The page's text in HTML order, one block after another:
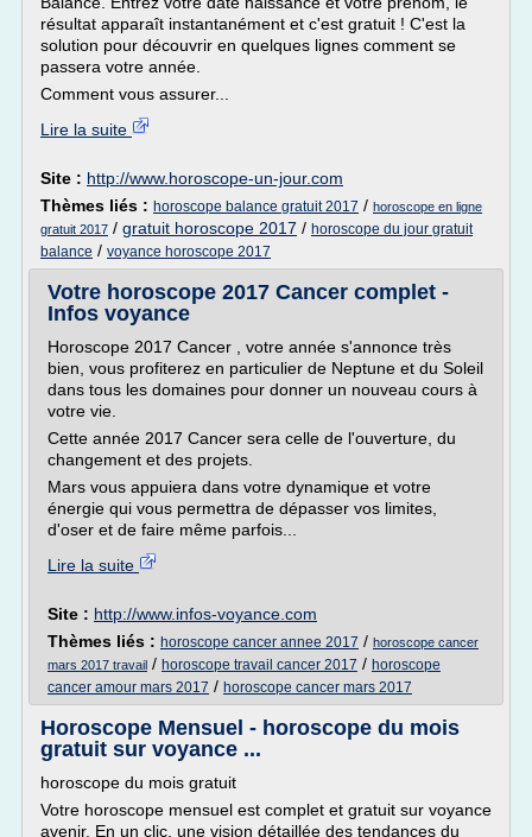
résultat apparaît instantanément et c'est gratuit ! C'est la
solution pour découvrir en quelques lignes comment se
passera votre année.
Comment vous assurer...
Lire la suite
Site : http://www.horoscope-un-jour.com
Thèmes liés : horoscope balance gratuit 2017 / horoscope en ligne
gratuit 2017 / gratuit horoscope 2017 / horoscope du jour gratuit
balance / voyance horoscope 2017
Votre horoscope 2017 Cancer complet -
Infos voyance
Horoscope 2017 Cancer , votre année s'annonce très
bien, vous profiterez en particulier de Neptune et du Soleil
dans tous les domaines pour donner un nouveau cours à
votre vie.
Cette année 2017 Cancer sera celle de l'ouverture, du
changement et des projets.
Mars vous appuiera dans votre dynamique et votre
énergie qui vous permettra de dépasser vos limites,
d'oser et de faire même parfois...
Lire la suite
Site : http://www.infos-voyance.com
Thèmes liés : horoscope cancer annee 2017 / horoscope cancer
mars 2017 travail / horoscope travail cancer 2017 / horoscope
cancer amour mars 2017 / horoscope cancer mars 2017
Horoscope Mensuel - horoscope du mois
gratuit sur voyance ...
horoscope du mois gratuit
Votre horoscope mensuel est complet et gratuit sur voyance
avenir. En un clic, une vision détaillée des tendances du